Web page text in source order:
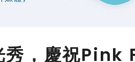
秀，慶祝Pink